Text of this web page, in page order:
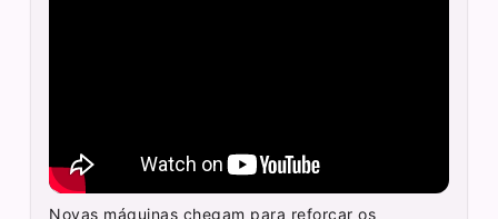
Novas máquinas chegam para reforçar os